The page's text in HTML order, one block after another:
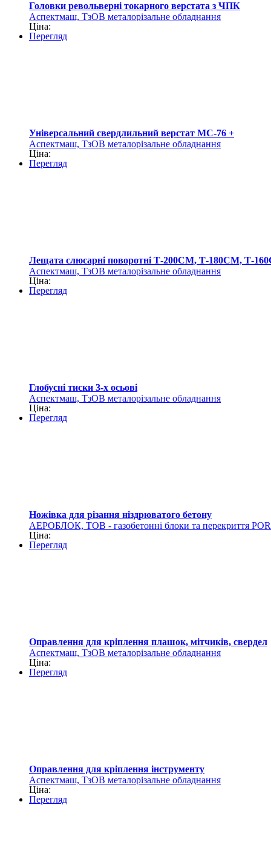
Головки револьверні токарного верстата з ЧПК
Аспектмаш, ТзОВ металорізальне обладнання
Ціна:
Перегляд
Універсальний свердлильний верстат МС-76 +
Аспектмаш, ТзОВ металорізальне обладнання
Ціна:
Перегляд
Лещата слюсарні поворотні Т-200СМ, Т-180СМ, Т-
Аспектмаш, ТзОВ металорізальне обладнання
Ціна:
Перегляд
Глобусні тиски 3-х осьові
Аспектмаш, ТзОВ металорізальне обладнання
Ціна:
Перегляд
Ножівка для різання ніздрюватого бетону
АЕРОБЛОК, ТОВ - газобетонні блоки та перекриття
Ціна:
Перегляд
Оправлення для кріплення плашок, мітчиків, свердел
Аспектмаш, ТзОВ металорізальне обладнання
Ціна:
Перегляд
Оправлення для кріплення інструменту
Аспектмаш, ТзОВ металорізальне обладнання
Ціна:
Перегляд